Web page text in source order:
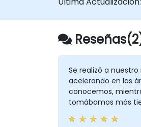
en Windows
Windows
despliegue,
Se realizó a
acelerando en las
conocemos,
tomábamos más
proporcionábamos
información donde lo